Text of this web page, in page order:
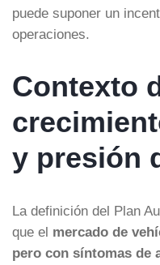
puede suponer un
operaciones.
Contexto
y presión
La definición del Plan
que el mercado de
pero con síntomas de